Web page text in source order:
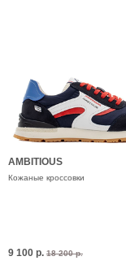
AMBITIOUS
Кожаные кроссовки
9 100 р. 18 200 р.